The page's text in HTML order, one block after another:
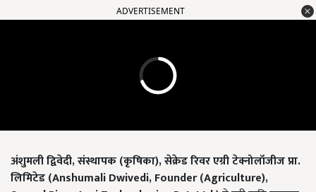
ADVERTISEMENT
अंशुमली द्विवेदी,संस्थापक (कृषिका),सेक्रेड रिवर एग्री टेक्नोलॉजीज प्रा.
लिमिटेड (Anshumali Dwivedi, Founder (Agriculture),